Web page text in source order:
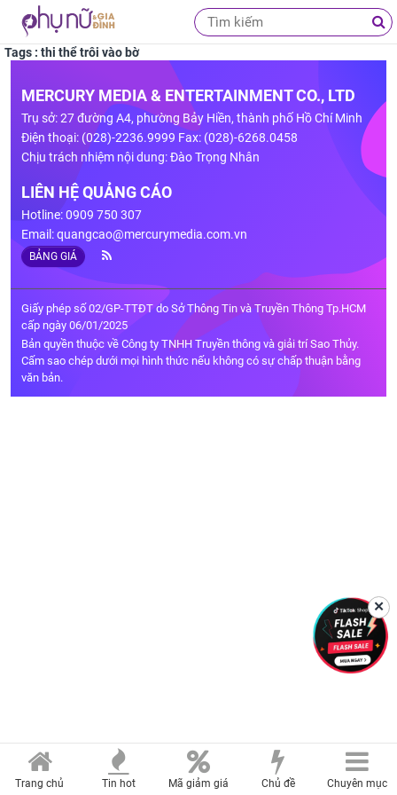
Tags : thi thể trôi vào bờ
MERCURY MEDIA & ENTERTAINMENT CO., LTD
Trụ sở: 27 đường A4, phường Bảy Hiền, thành phố Hồ Chí Minh
Điện thoại: (028)-2236.9999 Fax: (028)-6268.0458
Chịu trách nhiệm nội dung: Đào Trọng Nhân
LIÊN HỆ QUẢNG CÁO
Hotline: 0909 750 307
Email:quangcao@mercurymedia.com.vn
BẢNG GIÁ
Giấy phép số 02/GP-TTĐT do Sở Thông Tin và Truyền Thông Tp.HCM
cấp ngày 06/01/2025
Bản quyền thuộc về Công ty TNHH Truyền thông và giải trí Sao Thủy.
Cấm sao chép dưới mọi hình thức nếu không có sự chấp thuận bằng
văn bản.
Trang chủ Tin hot Mã giảm giá Chủ đề Chuyên mục
✕